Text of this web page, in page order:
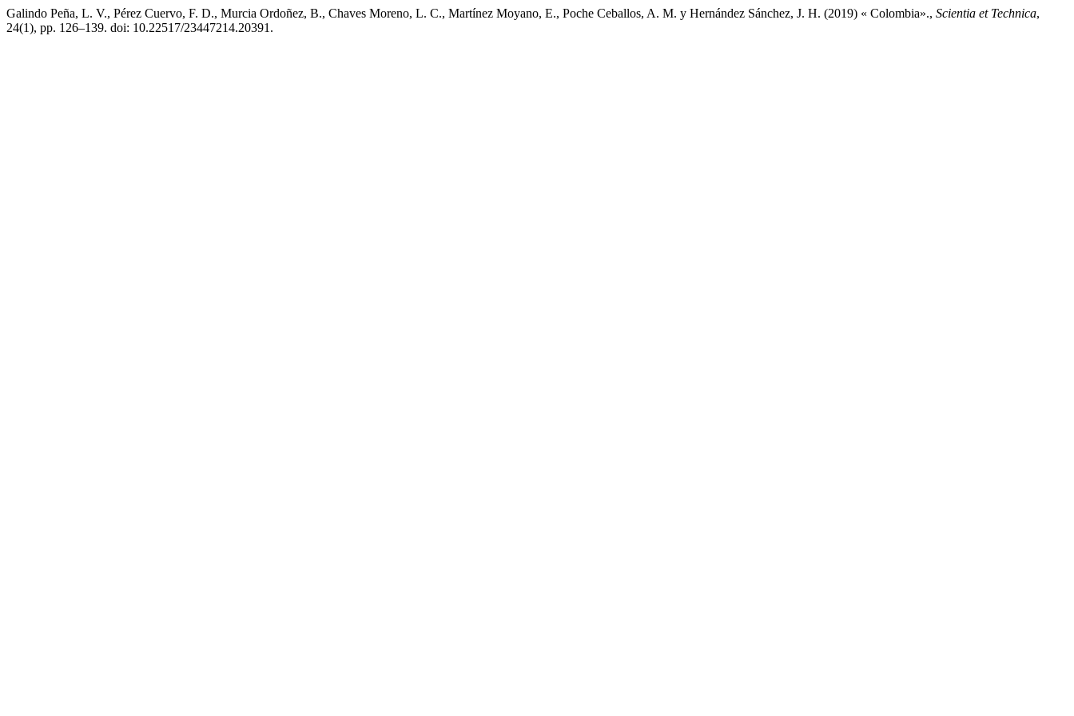
Galindo Peña, L. V., Pérez Cuervo, F. D., Murcia Ordoñez, B., Chaves Moreno, L. C., Martínez Moyano, E., Poche Ceballos, A. M. y Hernández Sánchez, J. H. (2019) « Colombia»., Scientia et Technica,
24(1), pp. 126–139. doi: 10.22517/23447214.20391.